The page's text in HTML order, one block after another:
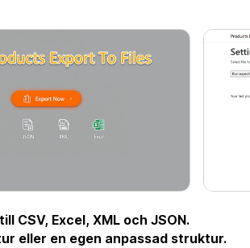
CSV, Excel, XML och JSON.
eller en egen anpassad struktur.